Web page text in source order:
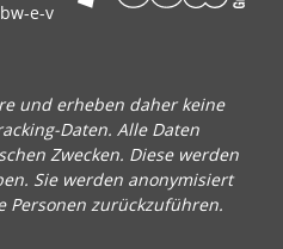
e-v
und erheben daher keine
Daten. Alle Daten
Zwecken. Diese werden
Sie werden anonymisiert
zurückzuführen.